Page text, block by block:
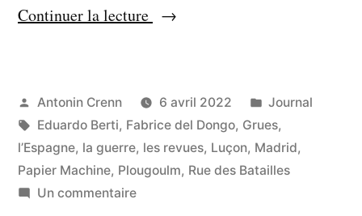
Continuer la lecture « Un
et
la
beauté
Publié
par
Antonin Crenn 6 avril 2022
Publié
dans
Journal
Étiquettes :
Eduardo Berti, Fabrice del Dongo, Grues,
l’Espagne, la guerre, les revues, Luçon, Madrid,
Papier Machine, Plougoulm, Rue des Batailles
Un commentairesur